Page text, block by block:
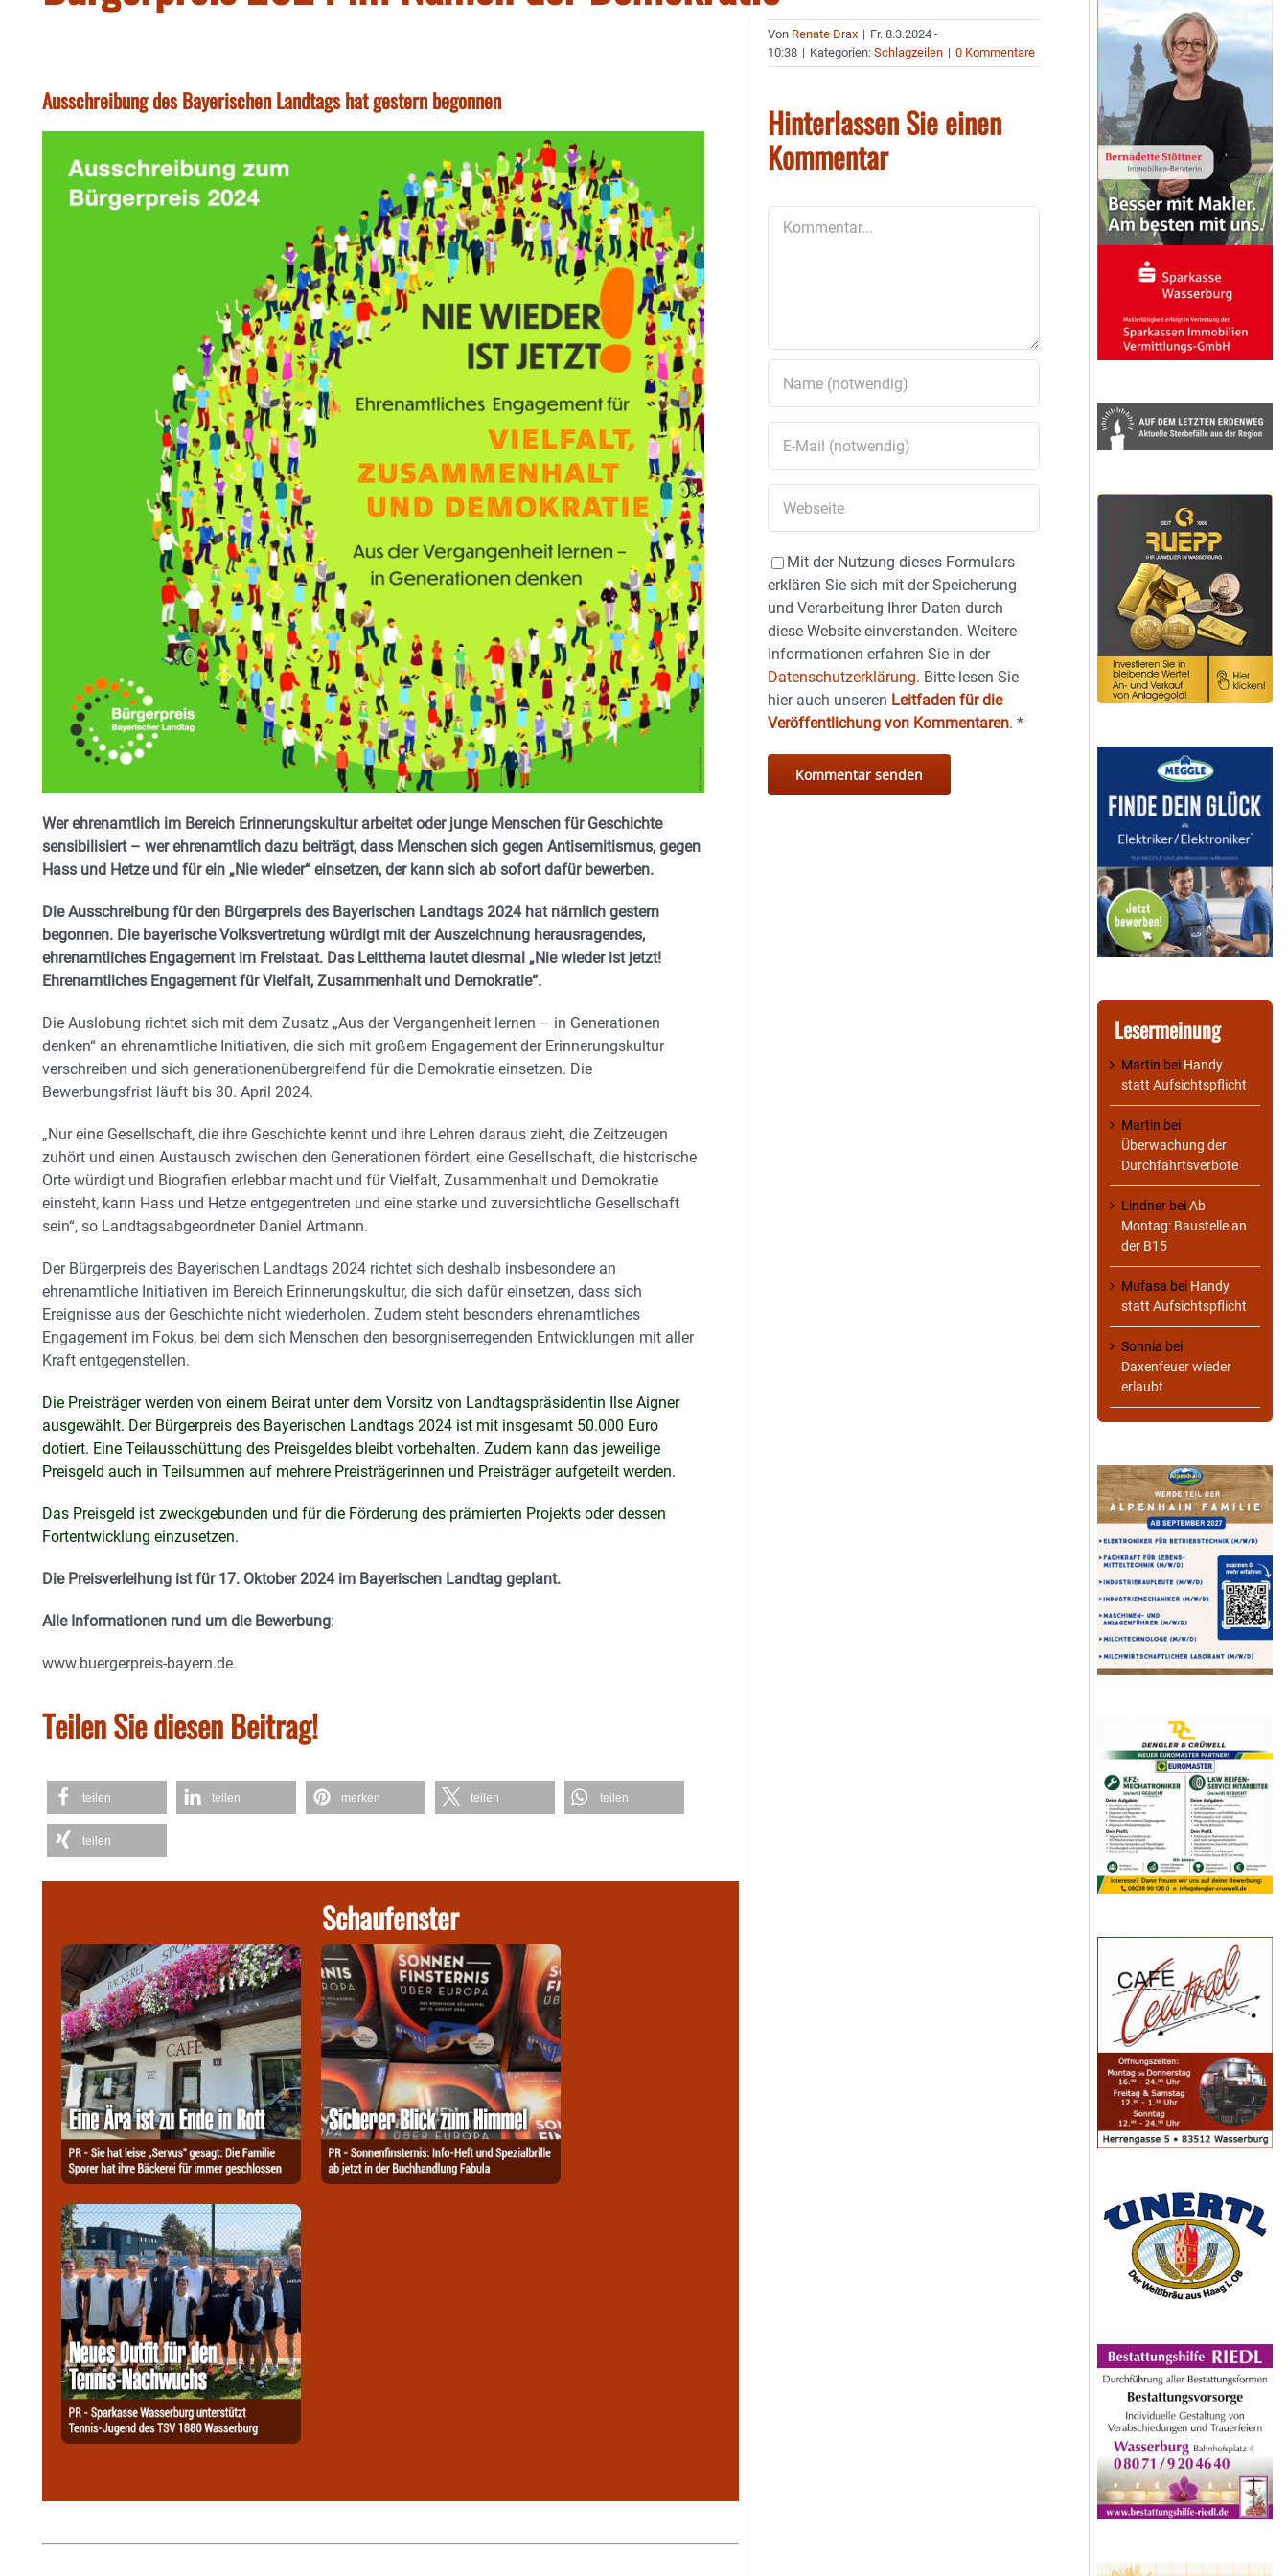
Ausschreibung des Bayerischen Landtags hat gestern begonnen
Wer ehrenamtlich im Bereich Erinnerungskultur arbeitet oder junge Menschen für Geschichte
sensibilisiert – wer ehrenamtlich dazu beiträgt, dass Menschen sich gegen Antisemitismus, gegen
Hass und Hetze und für ein „Nie wieder“ einsetzen, der kann sich ab sofort dafür bewerben.
Die Ausschreibung für den Bürgerpreis des Bayerischen Landtags 2024 hat nämlich gestern
begonnen. Die bayerische Volksvertretung würdigt mit der Auszeichnung herausragendes,
ehrenamtliches Engagement im Freistaat. Das Leitthema lautet diesmal „Nie wieder ist jetzt!
Ehrenamtliches Engagement für Vielfalt, Zusammenhalt und Demokratie“.
Die Auslobung richtet sich mit dem Zusatz „Aus der Vergangenheit lernen – in Generationen
denken“ an ehrenamtliche Initiativen, die sich mit großem Engagement der Erinnerungskultur
verschreiben und sich generationenübergreifend für die Demokratie einsetzen. Die
Bewerbungsfrist läuft bis 30. April 2024.
„Nur eine Gesellschaft, die ihre Geschichte kennt und ihre Lehren daraus zieht, die Zeitzeugen
zuhört und einen Austausch zwischen den Generationen fördert, eine Gesellschaft, die historische
Orte würdigt und Biografien erlebbar macht und für Vielfalt, Zusammenhalt und Demokratie
einsteht, kann Hass und Hetze entgegentreten und eine starke und zuversichtliche Gesellschaft
sein“, so Landtagsabgeordneter Daniel Artmann.
Der Bürgerpreis des Bayerischen Landtags 2024 richtet sich deshalb insbesondere an
ehrenamtliche Initiativen im Bereich Erinnerungskultur, die sich dafür einsetzen, dass sich
Ereignisse aus der Geschichte nicht wiederholen. Zudem steht besonders ehrenamtliches
Engagement im Fokus, bei dem sich Menschen den besorgniserregenden Entwicklungen mit aller
Kraft entgegenstellen.
Die Preisträger werden von einem Beirat unter dem Vorsitz von Landtagspräsidentin Ilse Aigner
ausgewählt. Der Bürgerpreis des Bayerischen Landtags 2024 ist mit insgesamt 50.000 Euro
dotiert. Eine Teilausschüttung des Preisgeldes bleibt vorbehalten. Zudem kann das jeweilige
Preisgeld auch in Teilsummen auf mehrere Preisträgerinnen und Preisträger aufgeteilt werden.
Das Preisgeld ist zweckgebunden und für die Förderung des prämierten Projekts oder dessen
Fortentwicklung einzusetzen.
Die Preisverleihung ist für 17. Oktober 2024 im Bayerischen Landtag geplant.
Alle Informationen rund um die Bewerbung:
www.buergerpreis-bayern.de.
Teilen Sie diesen Beitrag!
teilen teilen merken teilen teilen
teilen
Schaufenster
Von Renate Drax | Fr. 8.3.2024 -
10:38 | Kategorien:Schlagzeilen | 0 Kommentare
Hinterlassen Sie einen
Kommentar
Mit der Nutzung dieses Formulars
erklären Sie sich mit der Speicherung
und Verarbeitung Ihrer Daten durch
diese Website einverstanden. Weitere
Informationen erfahren Sie in der
Datenschutzerklärung. Bitte lesen Sie
hier auch unseren Leitfaden für die
Veröffentlichung von Kommentaren.*
Lesermeinung
Martin bei Handy
statt Aufsichtspflicht
Martin bei
Überwachung der
Durchfahrtsverbote
Lindner beiAb
Montag: Baustelle an
der B15
Mufasa bei Handy
statt Aufsichtspflicht
Sonnia bei
Daxenfeuer wieder
erlaubt